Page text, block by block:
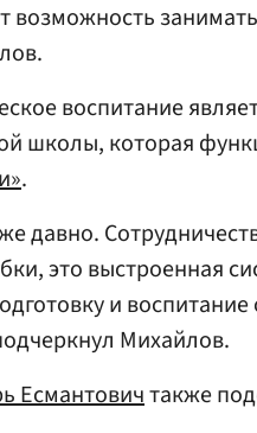
возможность
воспитание
школы, которая
.
давно.
это выстроенная
и
Михайлов.
Есмантовичтакже